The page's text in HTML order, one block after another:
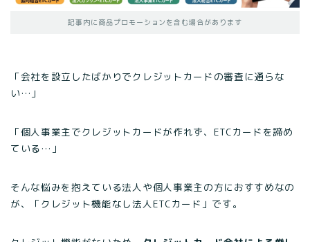
記事内に商品プロモーションを含む場合があります
「会社を設立したばかりでクレジットカードの審査に通らな
い…」
「個人事業主でクレジットカードが作れず、ETCカードを諦め
ている…」
そんな悩みを抱えている法人や個人事業主の方におすすめなの
が、「クレジット機能なし法人ETCカード」です。